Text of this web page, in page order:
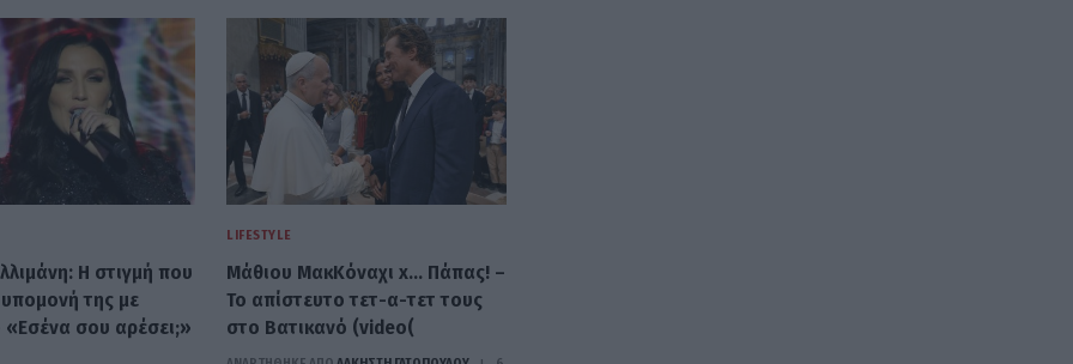
Η στιγμή που
υπομονή της με
σου αρέσει;»
LIFESTYLE
Μάθιου ΜακΚόναχι x… Πάπας! –
Το απίστευτο τετ-α-τετ τους
στο Βατικανό (video(